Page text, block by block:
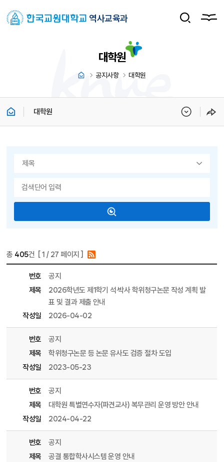
역사교육과
대학원
공지사항 대학원
대학원
총 405건 [1 / 27 페이지 ]
번호
공지
제목
2026학년도 제1학기 석·박사 학위청구논문 작성 계획 발
표 및 결과 제출 안내
작성일
2026-04-02
번호
공지
제목
학위청구논문 등 논문 유사도 검증 절차 도입
작성일
2023-05-23
번호
공지
제목
대학원 특별연수자(파견교사) 복무관리 운영 방안 안내
작성일
2024-04-22
번호
공지
제목
공결 통합학사시스템 운영 안내